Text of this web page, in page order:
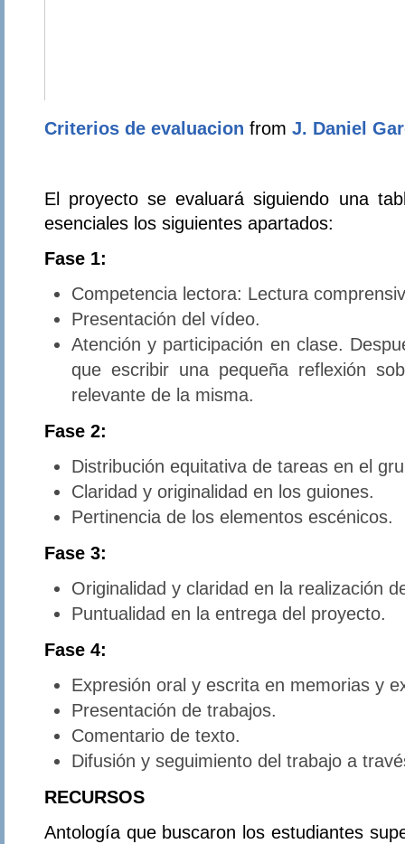
Criterios de evaluacion from J. Daniel
El proyecto se evaluará siguiendo una
esenciales los siguientes apartados:
Fase 1:
Competencia lectora: Lectura
Presentación del vídeo.
Atención y participación en clase.
que escribir una pequeña reflexión
relevante de la misma.
Fase 2:
Distribución equitativa de tareas en el
Claridad y originalidad en los guiones.
Pertinencia de los elementos escénicos.
Fase 3:
Originalidad y claridad en la realización
Puntualidad en la entrega del proyecto.
Fase 4:
Expresión oral y escrita en memorias y
Presentación de trabajos.
Comentario de texto.
Difusión y seguimiento del trabajo a
RECURSOS
Antología que buscaron los estudiantes